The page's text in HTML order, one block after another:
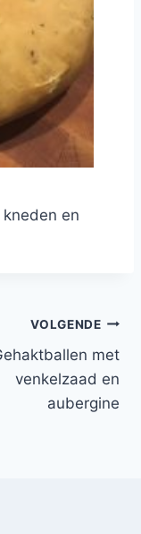
en
VOLGENDE
met
venkelzaad en
aubergine